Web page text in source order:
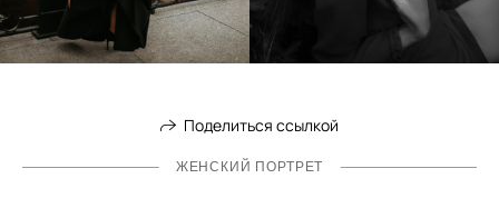
Поделиться ссылкой
ЖЕНСКИЙ ПОРТРЕТ